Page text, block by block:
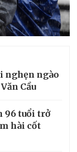
nghẹn ngào
Cầu
96 tuổi trở
hài cốt